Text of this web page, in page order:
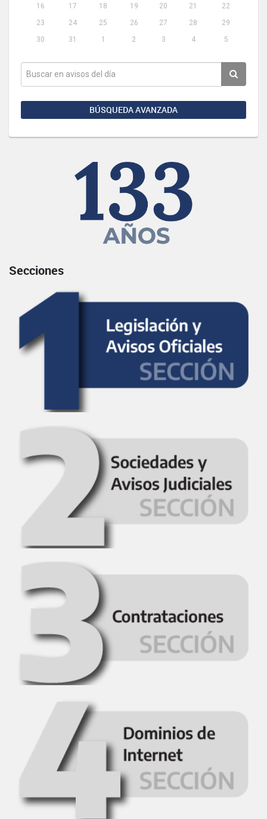
16
17 18 19 20 21
22
23
24 25 26 27 28
29
30
31 1 2 3 4 5
BÚSQUEDA AVANZADA
Secciones